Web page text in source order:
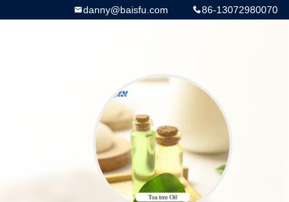
86-13072980070
danny@baisfu.com